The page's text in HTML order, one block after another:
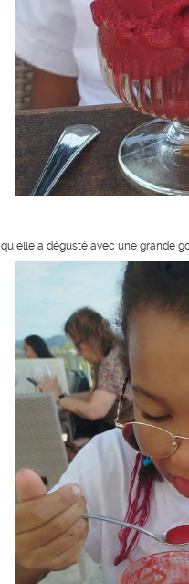
qu elle a dégusté avec une grande